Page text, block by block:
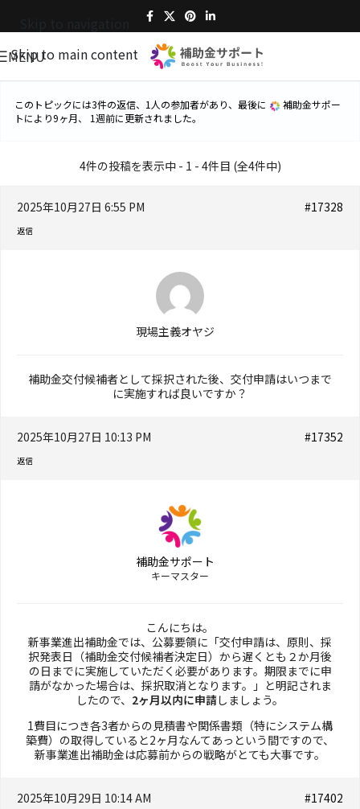
Skip to main content
MENU
このトピックには3件の返信、1人の参加者があり、最後に
補助金サポー
トにより9ヶ月、 1週前に更新されました。
4件の投稿を表示中 - 1 - 4件目 (全4件中)
2025年10月27日 6:55 PM #17328
返信
現場主義オヤジ
補助金交付候補者として採択された後、交付申請はいつまで
に実施すれば良いですか？
2025年10月27日 10:13 PM #17352
返信
補助金サポート
キーマスター
こんにちは。
新事業進出補助金では、公募要領に「交付申請は、原則、採
択発表日（補助金交付候補者決定日）から遅くとも２か月後
の日までに実施していただく必要があります。期限までに申
請がなかった場合は、採択取消となります。」と明記されま
したので、 2ヶ月以内に申請しましょう。
1費目につき各3者からの見積書や関係書類（特にシステム構
築費）の取得していると2ヶ月なんてあっという間ですので、
新事業進出補助金は応募前からの戦略がとても大事です。
2025年10月29日 10:14 AM #17402